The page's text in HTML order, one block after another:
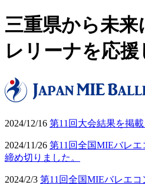
三重県から未
レリーナを応
2024/12/16 第11回大会結果を掲載
2024/11/26 第11回全国MIEバレ
締め切りました。
2024/2/3 第11回全国MIEバレエ